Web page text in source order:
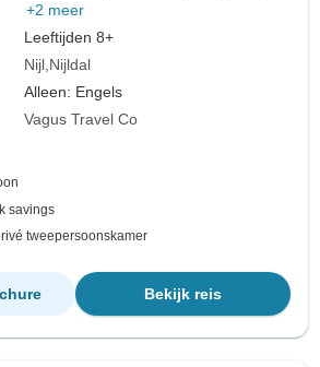
+2 meer
Leeftijden 8+
Nijl Nijldal
Alleen: Engels
Vagus Travel Co
savings
tweepersoonskamer
Bekijk reis